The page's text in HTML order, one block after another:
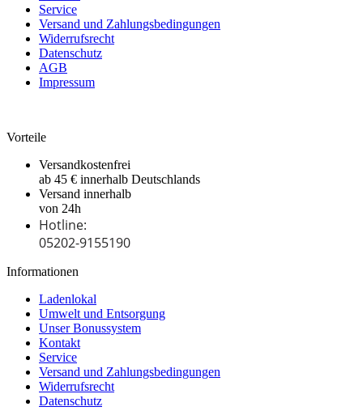
Service
Versand und Zahlungsbedingungen
Widerrufsrecht
Datenschutz
AGB
Impressum
Vorteile
Versandkostenfrei
ab 45 € innerhalb Deutschlands
Versand innerhalb
von 24h
Hotline:
05202-9155190
Informationen
Ladenlokal
Umwelt und Entsorgung
Unser Bonussystem
Kontakt
Service
Versand und Zahlungsbedingungen
Widerrufsrecht
Datenschutz